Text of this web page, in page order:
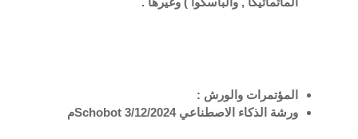
المؤتمرات والورش :
ورشة الذكاء الاصطناعي
Schobot 3/12/2024م